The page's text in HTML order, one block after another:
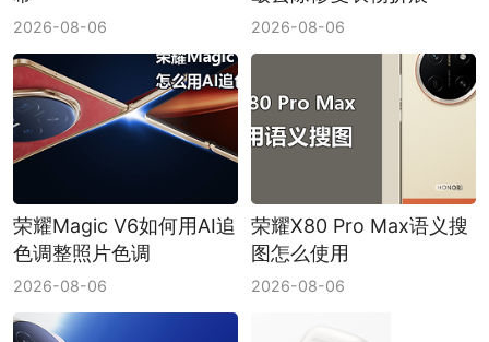
2026-08-06 2026-08-06
荣耀Magic V6如何用AI追
色调整照片色调
2026-08-06
荣耀X80 Pro Max语义搜
图怎么使用
2026-08-06